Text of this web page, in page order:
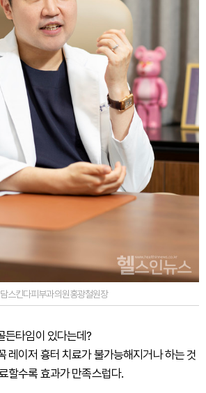
스킨다피부과의원홍광철원장
든타임이 있다는데?
레이저 흉터 치료가 불가능해지거나 하는 것
할수록 효과가 만족스럽다.